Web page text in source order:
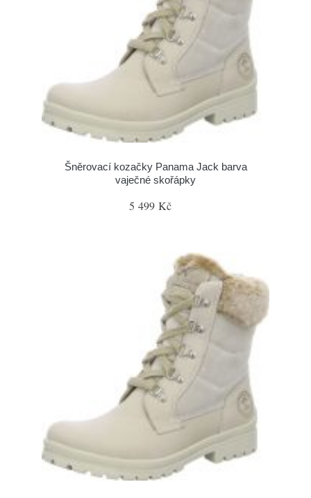
Šněrovací kozačky Panama Jack barva
vaječné skořápky
5 499 Kč